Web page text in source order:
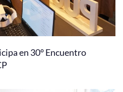
en 30° Encuentro